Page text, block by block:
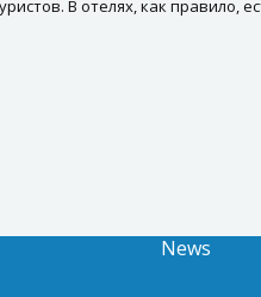
В отелях, как
News